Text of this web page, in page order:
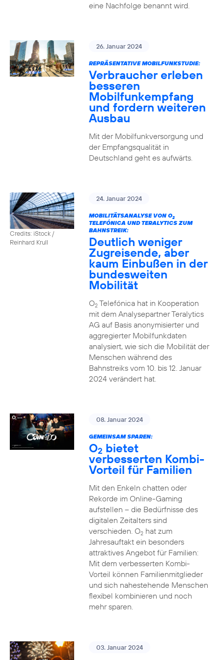
eine Nachfolge benannt wird.
26. Januar 2024
REPRÄSENTATIVE MOBILFUNKSTUDIE:
Verbraucher erleben
besseren
Mobilfunkempfang
und fordern weiteren
Ausbau
Mit der Mobilfunkversorgung und
der Empfangsqualität in
Deutschland geht es aufwärts.
Credits: iStock /
Reinhard Krull
24. Januar 2024
MOBILITÄTSANALYSE VON O2
TELEFÓNICA UND TERALYTICS ZUM
BAHNSTREIK:
Deutlich weniger
Zugreisende, aber
kaum Einbußen in der
bundesweiten
Mobilität
O2Telefónica hat in Kooperation
mit dem Analysepartner Teralytics
AG auf Basis anonymisierter und
aggregierter Mobilfunkdaten
analysiert, wie sich die Mobilität der
Menschen während des
Bahnstreiks vom 10. bis 12. Januar
2024 verändert hat.
08. Januar 2024
GEMEINSAM SPAREN:
O2 bietet
verbesserten Kombi-
Vorteil für Familien
Mit den Enkeln chatten oder
Rekorde im Online-Gaming
aufstellen – die Bedürfnisse des
digitalen Zeitalters sind
verschieden. O2hat zum
Jahresauftakt ein besonders
attraktives Angebot für Familien:
Mit dem verbesserten Kombi-
Vorteil können Familienmitglieder
und sich nahestehende Menschen
flexibel kombinieren und noch
mehr sparen.
03. Januar 2024